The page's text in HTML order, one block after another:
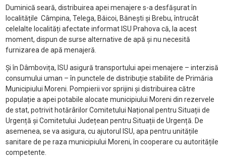
Duminică seară, distribuirea apei menajere s-a desfășurat în
localitățile Câmpina, Telega, Băicoi, Bănești și Brebu, întrucât
celelalte localități afectate informat ISU Prahova că, la acest
moment, dispun de surse alternative de apă și nu necesită
furnizarea de apă menajeră.
Și în Dâmbovița, ISU asigură transportului apei menajere – interzisă
consumului uman – în punctele de distribuție stabilite de Primăria
Municipiului Moreni. Pompierii vor sprijini și distribuirea către
populație a apei potabile alocate municipiului Moreni din rezervele
de stat, potrivit hotărârilor Comitetului Național pentru Situații de
Urgență și Comitetului Județean pentru Situații de Urgență. De
asemenea, se va asigura, cu ajutorul ISU, apa pentru unitățile
sanitare de pe raza municipiului Moreni, în cooperare cu autoritățile
competente.